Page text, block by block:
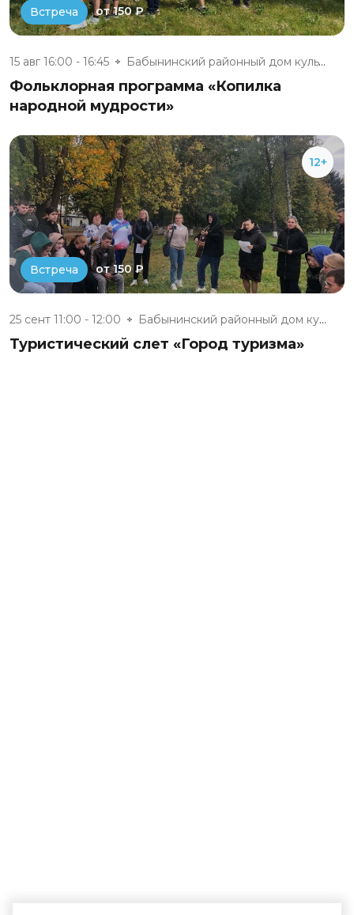
Встреча от 150 ₽
15 авг 16:00 - 16:45 Бабынинский районный дом культ...
Фольклорная программа «Копилка
народной мудрости»
12+
Встреча от 150 ₽
25 сент 11:00 - 12:00 Бабынинский районный дом культ...
Туристический слет «Город туризма»